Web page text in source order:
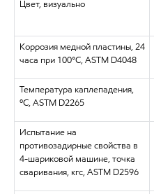
Цвет, визуально
Коррозия медной пластины, 24
часа при 100°С, ASTM D4048
Температура каплепадения,
ºC, ASTM D2265
Испытание на
противозадирные свойства в
4-шариковой машине, точка
сваривания, кгс, ASTM D2596